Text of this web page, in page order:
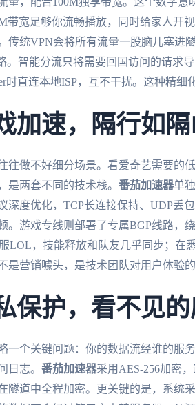
带宽足够你流畅播放，同时给家人开
传统VPN会将所有流量一股脑儿塞进
。智能分流只将需要回国访问的请求
直连本地ISP，互不干扰。这种精细
加速，隔行如
往做不好细分场景。看爱奇艺需要的
是两套不同的技术栈。 番茄加速器单
深度优化，TCP长连接保持、UDP丢
。游戏专线则部署了专属BGP线路，
LOL，技能释放和队友几乎同步；在
是营销噱头，是技术团队对用户体验的
保护，看不见
一个关键问题：你的数据流经谁的服
日志。 番茄加速器采用AES-256加密
隧道中全程加密。更关键的是，系统